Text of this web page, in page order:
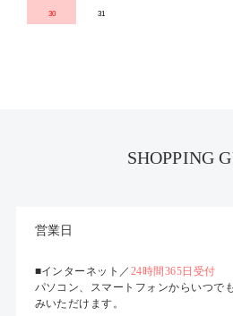
30 31
SHOPPING
営業日
■インターネット／ 24時間365日受付
パソコン、スマートフォンからいつで
みいただけます。